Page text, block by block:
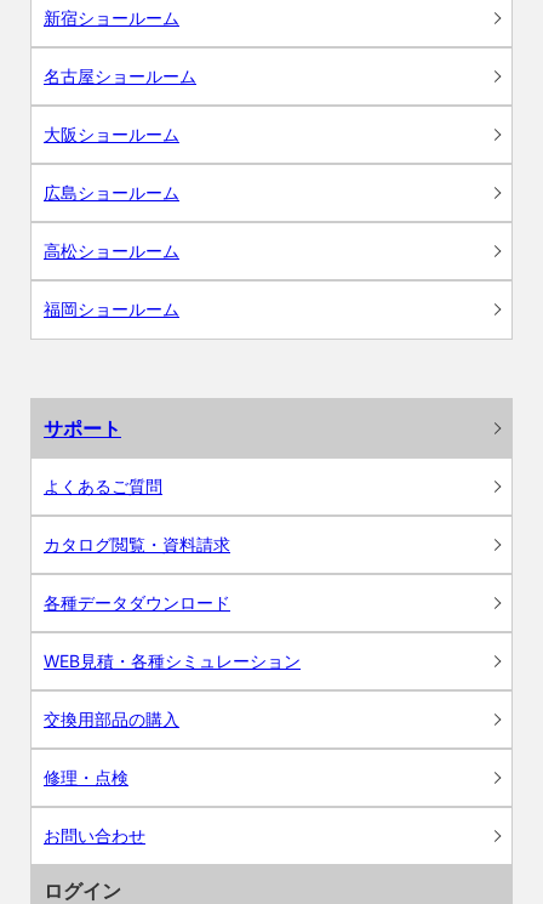
新宿ショールーム
名古屋ショールーム
大阪ショールーム
広島ショールーム
高松ショールーム
福岡ショールーム
サポート
よくあるご質問
カタログ閲覧・資料請求
各種データダウンロード
WEB見積・各種シミュレーション
交換用部品の購入
修理・点検
お問い合わせ
ログイン